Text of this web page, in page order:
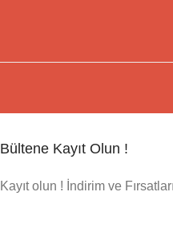
Bültene Kayıt Olun !
Kayıt olun ! İndirim ve